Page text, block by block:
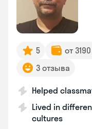
5 от
3 отзыва
Helped
Lived in
cultures